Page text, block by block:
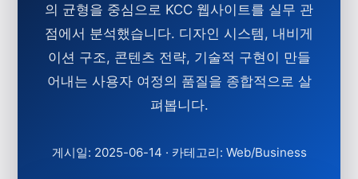
의 균형을 중심으로 KCC 웹사이트를 실무 관
점에서 분석했습니다. 디자인 시스템, 내비게
이션 구조, 콘텐츠 전략, 기술적 구현이 만들
어내는 사용자 여정의 품질을 종합적으로 살
펴봅니다.
게시일: 2025-06-14 · 카테고리: Web/Business